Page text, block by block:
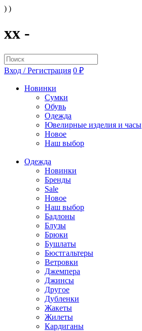
) )
xx -
Вход / Регистрация 0 ₽
Новинки
Сумки
Обувь
Одежда
Ювелирные изделия и часы
Новое
Наш выбор
Одежда
Новинки
Бренды
Sale
Новое
Наш выбор
Бадлоны
Блузы
Брюки
Бушлаты
Бюстгальтеры
Ветровки
Джемпера
Джинсы
Другое
Дубленки
Жакеты
Жилеты
Кардиганы